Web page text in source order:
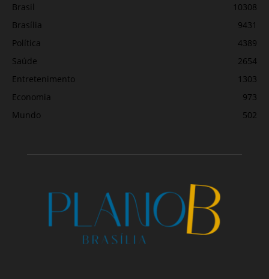
Brasil
10308
Brasília
9431
Política
4389
Saúde
2654
Entretenimento
1303
Economia
973
Mundo
502